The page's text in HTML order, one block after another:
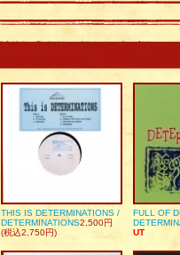
THIS IS DETERMINATIONS /
DETERMINATIONS2,500円
(税込2,750円)
FULL OF
UT